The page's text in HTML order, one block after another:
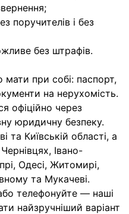
поручителів і без
без штрафів.
при собі: паспорт,
на нерухомість.
офіційно через
юридичну безпеку.
Київській області, а
Івано-
Одесі, Житомирі,
та Мукачеві.
телефонуйте — наші
найзручніший варіант